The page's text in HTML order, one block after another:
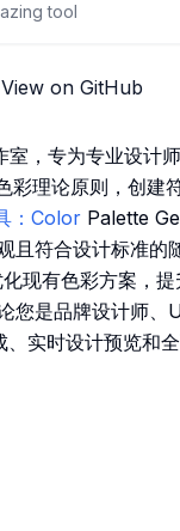
tool
View on GitHub
，专为专业设计
理论原则，创建
：Color Palette
符合设计标准
现有色彩方案，
您是品牌设计师、
实时设计预览和